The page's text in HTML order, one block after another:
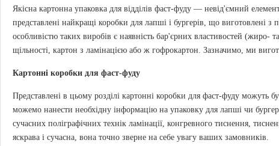
Якісна картонна упаковка для відділів фаст-фуду — невід'ємний
представлені найкращі коробки для лапші і бургерів, що виготовлені
особливістю таких виробів є наявність бар'єрних властивостей (жиро-
щільності, картон з ламінацією або ж гофрокартон. Зазначимо, ми
Картонні коробки для фаст-фуду
Представлені в цьому розділі картонні коробки для фаст-фуду
можемо нанести необхідну інформацію на упаковку для лапші чи
сучасних поліграфічних технік ламінації, конгревного тиснення,
яскрава і сучасна, вона точно зверне на себе увагу ваших замовників.